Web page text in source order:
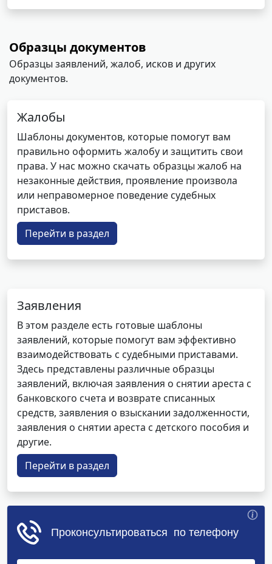
Образцы документов
Образцы заявлений, жалоб, исков и других
документов.
Жалобы
Шаблоны документов, которые помогут вам
правильно оформить жалобу и защитить свои
права. У нас можно скачать образцы жалоб на
незаконные действия, проявление произвола
или неправомерное поведение судебных
приставов.
Перейти в раздел
Заявления
В этом разделе есть готовые шаблоны
заявлений, которые помогут вам эффективно
взаимодействовать с судебными приставами.
Здесь представлены различные образцы
заявлений, включая заявления о снятии ареста с
банковского счета и возврате списанных
средств, заявления о взыскании задолженности,
заявления о снятии ареста с детского пособия и
другие.
Перейти в раздел